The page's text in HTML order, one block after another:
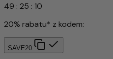
49 : 25 : 07
20% rabatu* z kodem:
SAVE20